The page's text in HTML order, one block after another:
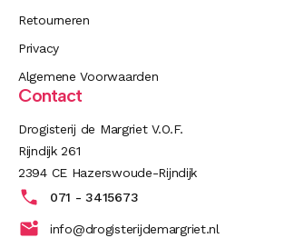
Retourneren
Privacy
Algemene Voorwaarden
Contact
Drogisterij de Margriet V.O.F.
Rijndijk 261
2394 CE Hazerswoude-Rijndijk
071 - 3415673
info@drogisterijdemargriet.nl